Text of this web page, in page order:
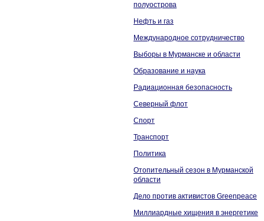
полуострова
Нефть и газ
Международное сотрудничество
Выборы в Мурманске и области
Образование и наука
Радиационная безопасность
Северный флот
Спорт
Транспорт
Политика
Отопительный сезон в Мурманской
области
Дело против активистов Greenpeace
Миллиардные хищения в энергетике